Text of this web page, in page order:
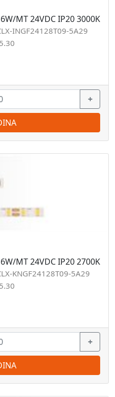
MT 24VDC IP20 3000K
INGF24128T09-5A29
+
MT 24VDC IP20 2700K
KNGF24128T09-5A29
+